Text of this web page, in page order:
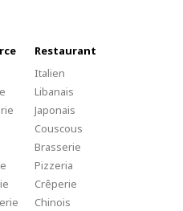
Restaurant
Italien
Libanais
Japonais
Couscous
Brasserie
Pizzeria
Crêperie
Chinois